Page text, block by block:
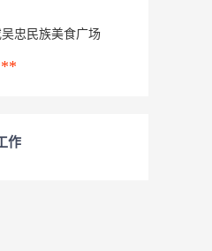
忠民族美食广场
作